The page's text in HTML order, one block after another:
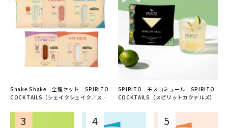
Shake Shake 全種セット SPIRITO
COCKTAILS（シェイクシェイク／スピ
SPIRITO モスコミュール SPIRITO
COCKTAILS（スピリットカクテルズ）